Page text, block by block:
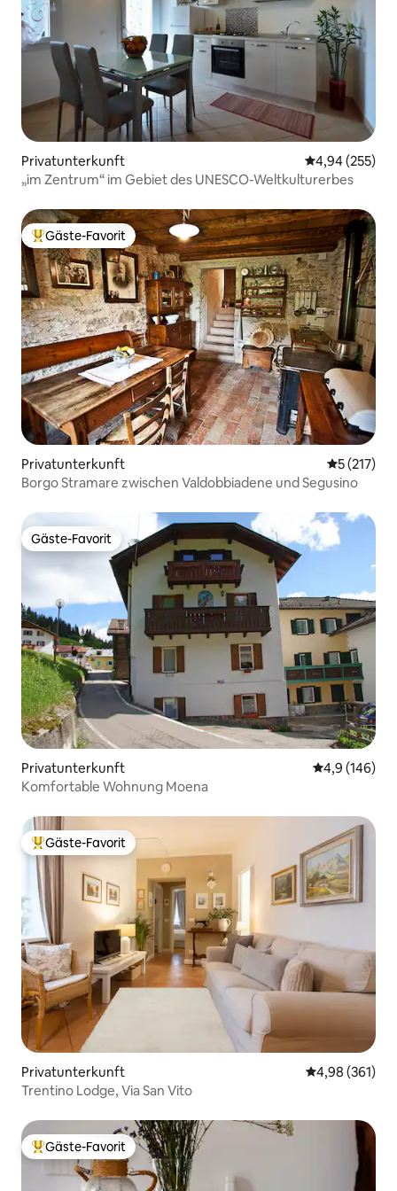
Privatunterkunft
4,94 (255)
„im Zentrum“ im Gebiet des UNESCO-Weltkulturerbes
Beliebter Gäste-Favorit.
Gäste-Favorit
Privatunterkunft
5 (217)
Borgo Stramare zwischen Valdobbiadene und Segusino
Gäste-Favorit
Gäste-Favorit
Privatunterkunft
4,9 (146)
Komfortable Wohnung Moena
Beliebter Gäste-Favorit.
Gäste-Favorit
Privatunterkunft
4,98 (361)
Trentino Lodge, Via San Vito
Beliebter Gäste-Favorit.
Gäste-Favorit